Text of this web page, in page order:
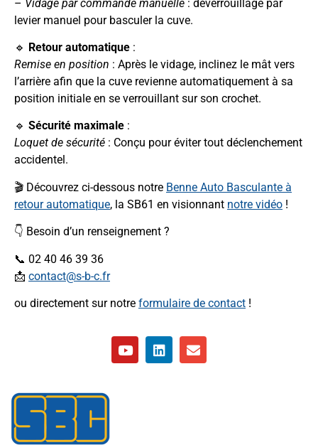
– Vidage par commande manuelle : déverrouillage par
levier manuel pour basculer la cuve.
🔹 Retour automatique :
Remise en position : Après le vidage, inclinez le mât vers
l’arrière afin que la cuve revienne automatiquement à sa
position initiale en se verrouillant sur son crochet.
🔹 Sécurité maximale :
Loquet de sécurité : Conçu pour éviter tout déclenchement
accidentel.
🎬 Découvrez ci-dessous notre Benne Auto Basculante à
retour automatique, la SB61 en visionnant notre vidéo !
👇 Besoin d’un renseignement ?
📞 02 40 46 39 36
📩 contact@s-b-c.fr
ou directement sur notre formulaire de contact !